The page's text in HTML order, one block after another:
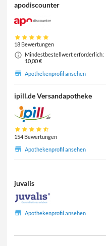
apodiscounter
18 Bewertungen
Mindestbestellwert erforderlich:
10,00 €
Apothekenprofil ansehen
ipill.de Versandapotheke
154 Bewertungen
Apothekenprofil ansehen
juvalis
Apothekenprofil ansehen